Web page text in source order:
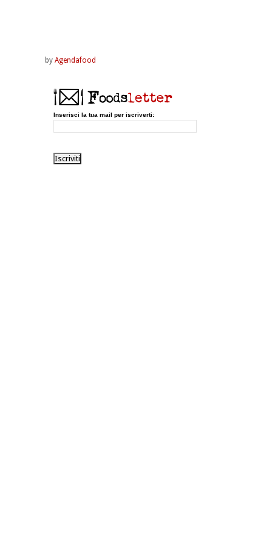
by Agendafood
Inserisci la tua mail per iscriverti: